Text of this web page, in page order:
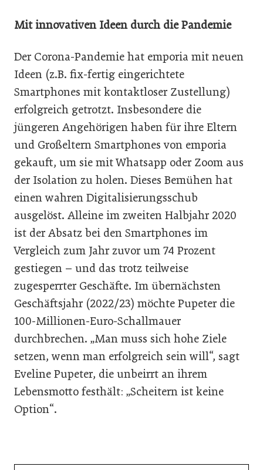
Mit innovativen Ideen durch die Pandemie
Der Corona-Pandemie hat emporia mit neuen
Ideen (z.B. fix-fertig eingerichtete
Smartphones mit kontaktloser Zustellung)
erfolgreich getrotzt. Insbesondere die
jüngeren Angehörigen haben für ihre Eltern
und Großeltern Smartphones von emporia
gekauft, um sie mit Whatsapp oder Zoom aus
der Isolation zu holen. Dieses Bemühen hat
einen wahren Digitalisierungsschub
ausgelöst. Alleine im zweiten Halbjahr 2020
ist der Absatz bei den Smartphones im
Vergleich zum Jahr zuvor um 74 Prozent
gestiegen – und das trotz teilweise
zugesperrter Geschäfte. Im übernächsten
Geschäftsjahr (2022/23) möchte Pupeter die
100-Millionen-Euro-Schallmauer
durchbrechen. „Man muss sich hohe Ziele
setzen, wenn man erfolgreich sein will“, sagt
Eveline Pupeter, die unbeirrt an ihrem
Lebensmotto festhält: „Scheitern ist keine
Option“.